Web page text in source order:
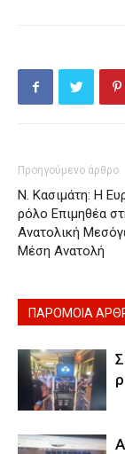
Προηγούμενο άρθρο
Ν. Κασιμάτη: Η
ρόλο Επιμηθέα
Ανατολική
Μέση Ανατολή
ΠΑΡΟΜΟΙΑ